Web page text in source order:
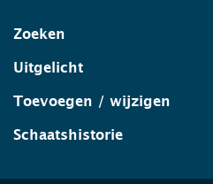
Zoeken
Uitgelicht
Toevoegen / wijzigen
Schaatshistorie